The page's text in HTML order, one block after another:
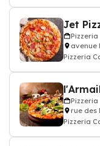
Jet
Pizzeria
avenue
Pizzeria
Pizzeria
rue des
Pizzeria